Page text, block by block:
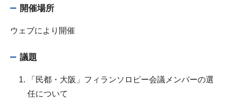
開催場所
ウェブにより開催
議題
「民都・大阪」フィランソロピー会議メンバーの選
任について